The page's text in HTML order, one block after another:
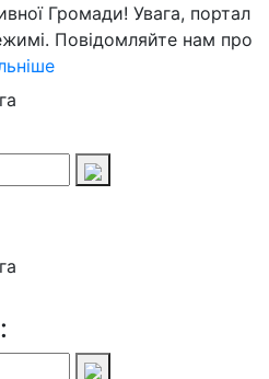
Громади! Увага, портал
Повідомляйте нам про